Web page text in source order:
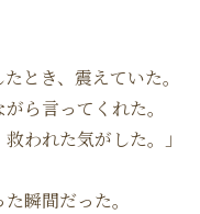
とき、震えていた。
ら言ってくれた。
われた気がした。」
瞬間だった。